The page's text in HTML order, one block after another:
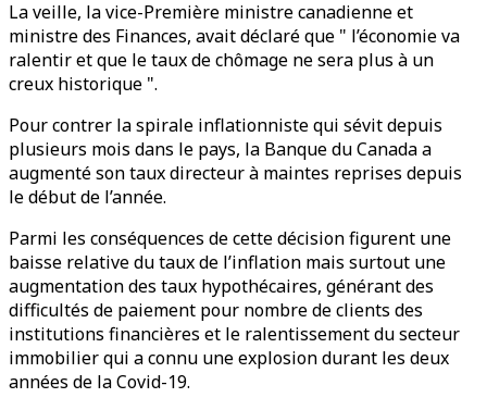
La veille, la vice-Première ministre canadienne et
ministre des Finances, avait déclaré que " l’économie va
ralentir et que le taux de chômage ne sera plus à un
creux historique ".
Pour contrer la spirale inflationniste qui sévit depuis
plusieurs mois dans le pays, la Banque du Canada a
augmenté son taux directeur à maintes reprises depuis
le début de l’année.
Parmi les conséquences de cette décision figurent une
baisse relative du taux de l’inflation mais surtout une
augmentation des taux hypothécaires, générant des
difficultés de paiement pour nombre de clients des
institutions financières et le ralentissement du secteur
immobilier qui a connu une explosion durant les deux
années de la Covid-19.